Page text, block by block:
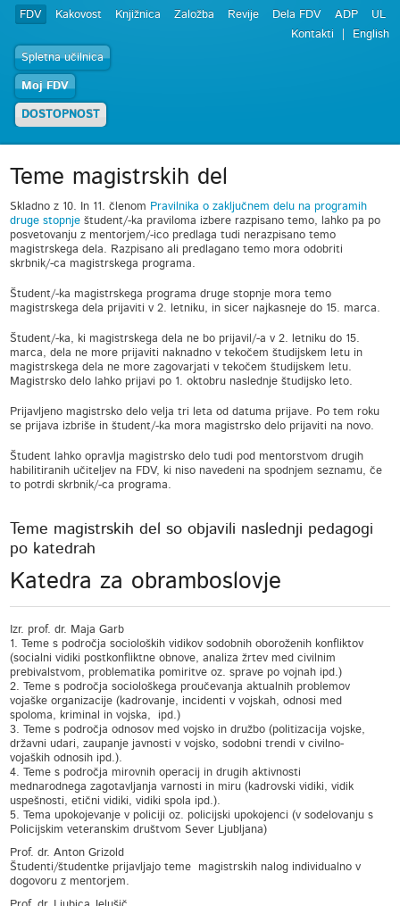
FDV Kakovost Knjižnica Založba Revije Dela FDV ADP
UL
Kontakti
English
Spletna učilnica
Moj FDV
DOSTOPNOST
Teme magistrskih del
Skladno z 10. In 11. členom Pravilnika o zaključnem delu na programih
druge stopnje študent/-ka praviloma izbere razpisano temo, lahko pa po
posvetovanju z mentorjem/-ico predlaga tudi nerazpisano temo
magistrskega dela. Razpisano ali predlagano temo mora odobriti
skrbnik/-ca magistrskega programa.
Študent/-ka magistrskega programa druge stopnje mora temo
magistrskega dela prijaviti v 2. letniku, in sicer najkasneje do 15. marca.
Študent/-ka, ki magistrskega dela ne bo prijavil/-a v 2. letniku do 15.
marca, dela ne more prijaviti naknadno v tekočem študijskem letu in
magistrskega dela ne more zagovarjati v tekočem študijskem letu.
Magistrsko delo lahko prijavi po 1. oktobru naslednje študijsko leto.
Prijavljeno magistrsko delo velja tri leta od datuma prijave. Po tem roku
se prijava izbriše in študent/-ka mora magistrsko delo prijaviti na novo.
Študent lahko opravlja magistrsko delo tudi pod mentorstvom drugih
habilitiranih učiteljev na FDV, ki niso navedeni na spodnjem seznamu, če
to potrdi skrbnik/-ca programa.
Teme magistrskih del so objavili naslednji pedagogi
po katedrah
Katedra za obramboslovje
Izr. prof. dr. Maja Garb
1. Teme s področja socioloških vidikov sodobnih oboroženih konfliktov
(socialni vidiki postkonfliktne obnove, analiza žrtev med civilnim
prebivalstvom, problematika pomiritve oz. sprave po vojnah ipd.)
2. Teme s področja sociološkega proučevanja aktualnih problemov
vojaške organizacije (kadrovanje, incidenti v vojskah, odnosi med
spoloma, kriminal in vojska, ipd.)
3. Teme s področja odnosov med vojsko in družbo (politizacija vojske,
državni udari, zaupanje javnosti v vojsko, sodobni trendi v civilno-
vojaških odnosih ipd.).
4. Teme s področja mirovnih operacij in drugih aktivnosti
mednarodnega zagotavljanja varnosti in miru (kadrovski vidiki, vidik
uspešnosti, etični vidiki, vidiki spola ipd.).
5. Tema upokojevanje v policiji oz. policijski upokojenci (v sodelovanju s
Policijskim veteranskim društvom Sever Ljubljana)
Prof. dr. Anton Grizold
Študenti/študentke prijavljajo teme magistrskih nalog individualno v
dogovoru z mentorjem.